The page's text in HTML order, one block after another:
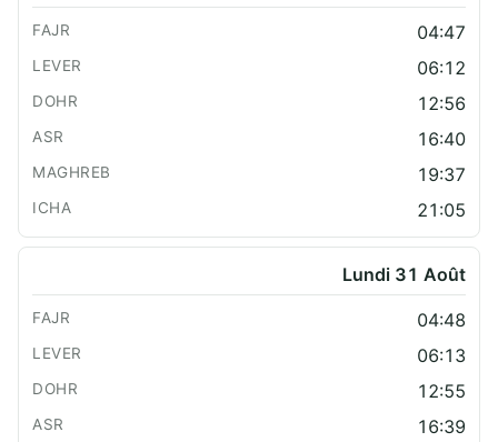
04:47
06:12
12:56
16:40
19:37
21:05
Lundi 31 Août
04:48
06:13
12:55
16:39